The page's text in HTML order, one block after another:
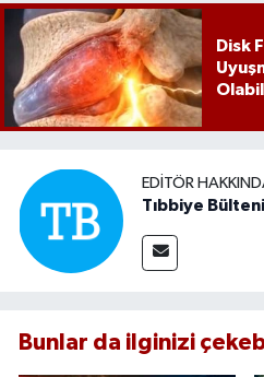
Disk
EDITÖR
Tıbbiye Bülteni
Bunlar da ilginizi